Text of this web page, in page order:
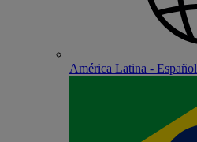
América Latina - Español